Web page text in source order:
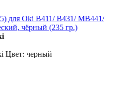
для Oki B411/ B431/ MB441/
чёрный (235 гр.)
Цвет: черный